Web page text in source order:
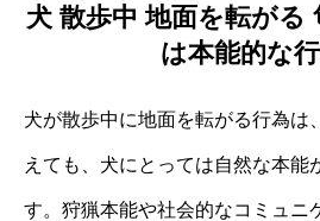
犬 散歩中 地面を転がる
は本能的な
犬が散歩中に地面を転がる行為は
えても、犬にとっては自然な本能
す。狩猟本能や社会的なコミュニ